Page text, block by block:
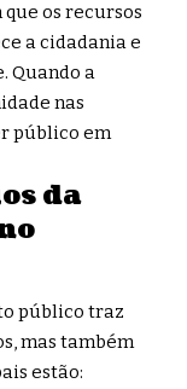
os recursos
a cidadania e
Quando a
nas
público em
da
público traz
mas também
estão: